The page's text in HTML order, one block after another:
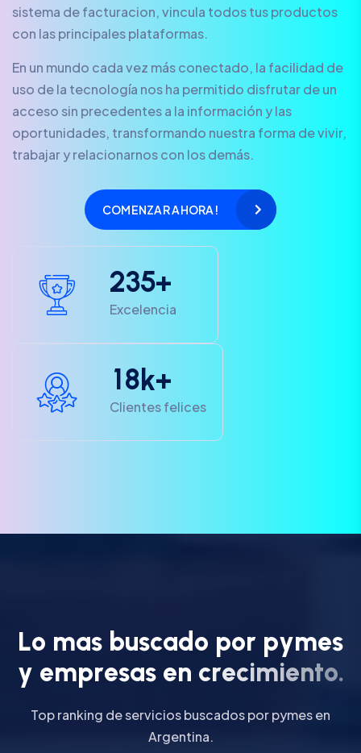
sistema de facturacion, vincula todos tus productos
con las principales plataformas.
En un mundo cada vez más conectado, la facilidad de
uso de la tecnología nos ha permitido disfrutar de un
acceso sin precedentes a la información y las
oportunidades, transformando nuestra forma de vivir,
trabajar y relacionarnos con los demás.
COMENZAR AHORA!
235+
Excelencia
18k+
Clientes felices
Lo mas buscado por pymes
y empresas en crecimiento.
Top ranking de servicios buscados por pymes en
Argentina.